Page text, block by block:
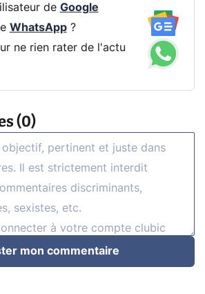
de Google
WhatsApp?
ne rien rater de l'actu
(0)
mon commentaire